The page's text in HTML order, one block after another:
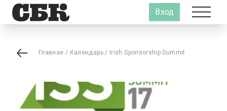
Вход
Главная / Календарь/ Irish Sponsorship Summit